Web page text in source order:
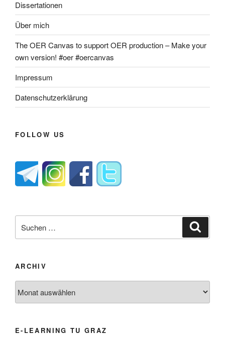
Dissertationen
Über mich
The OER Canvas to support OER production – Make your
own version! #oer #oercanvas
Impressum
Datenschutzerklärung
FOLLOW US
nach:
ARCHIV
E-LEARNING TU GRAZ